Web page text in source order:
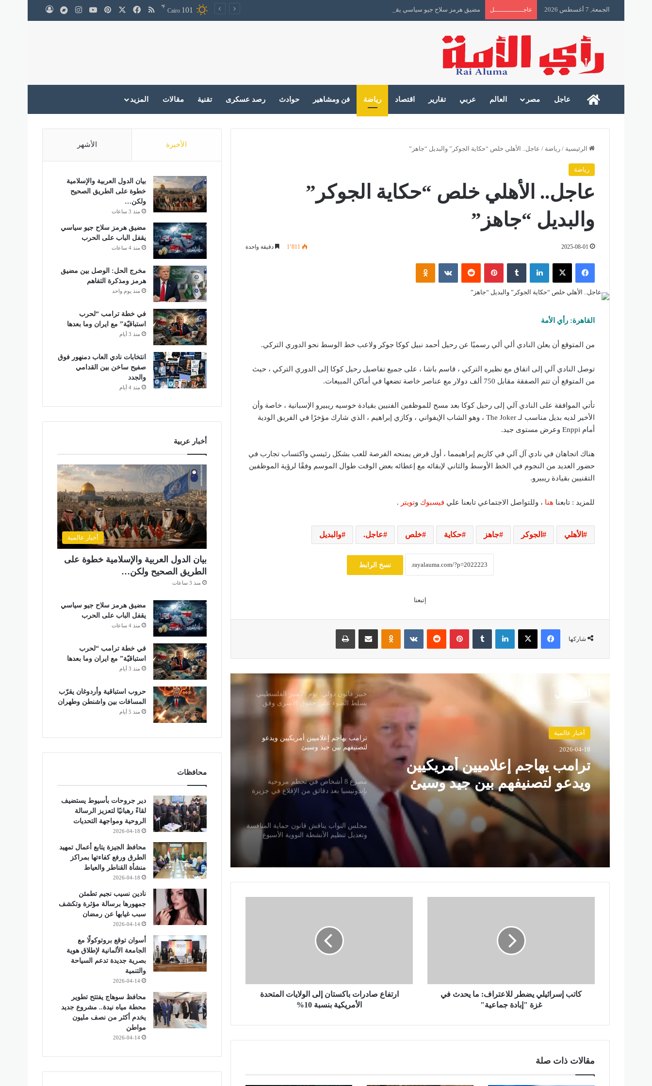
الجمعة, 7 أغسطس 2026 عاجـــــــــــــــل مضيق هرمز سلاح جيو سياسي يقفل الباب على الحرب Cairo 101
℉ ملخص الموقع RSS
فيسبوك بينتيريست‫YouTubeانستقرامmedium
رأى الأمة
عاجل مصر العالم عربي تقارير اقتصاد رياضة فن ومشاهير حوادث رصد عسكرى تقنية مقالات المزيد
الرئيسية / رياضة / عاجل.. الأهلي خلص “حكاية الجوكر” والبديل “جاهز”
رياضة
عاجل.. الأهلي خلص “حكاية الجوكر”
والبديل “جاهز”
2025-08-01 1٬811 دقيقة واحدة
فيسبوك ‫X لينكدإن بينتيريست
القاهرة: رأي الأمة
من المتوقع أن يعلن النادي ألي ألي رسميًا عن رحيل أحمد نبيل كوكا جوكر ولاعب خط الوسط نحو الدوري التركي.
توصل النادي آلي إلى اتفاق مع نظيره التركي ، قاسم باشا ، على جميع تفاصيل رحيل كوكا إلى الدوري التركي ، حيث
من المتوقع أن تتم الصفقة مقابل 750 ألف دولار مع عناصر خاصة تضعها في أماكن المبيعات.
تأتي الموافقة على النادي آلي إلى رحيل كوكا بعد مسح للموظفين الفنيين بقيادة خوسيه ريبيرو الإسبانية ، خاصة وأن
الأخير لديه بديل مناسب لـ The Joker ، وهو الشاب الإيفواني ، وكازي إبراهيم ، الذي شارك مؤخرًا في الفريق الودية
أمام Enppi وعرض مستوى جيد.
هناك اتجاهان في نادي آل آلي في كازيم إبراهيمما ، أول قرض يمنحه الفرصة للعب بشكل رئيسي واكتساب تجارب في
حضور العديد من النجوم في الخط الأوسط والثاني لإبقائه مع إعطائه بعض الوقت طوال الموسم وفقًا لرؤية الموظفين
التقنيين بقيادة ريبيرو.
للمزيد : تابعنا هنا ، وللتواصل الاجتماعي تابعنا علي فيسبوك وتويتر .
الأهلي الجوكر جاهز حكاية خلص عاجل. والبديل
نسخ الرابط
إتبعنا
شاركها
فيسبوك ‫X لينكدإن بينتيريست
أقرأ التالي
أخبار عالمية
2026-04-18
ترامب يهاجم إعلاميين أمريكيين
ويدعو لتصنيفهم بين جيد وسيئ
لتصنيفهم بين جيد وسيئ
سلوت: إصابة إيكيتيكي وعودة إيزاك تعيدان
ترتيب أوراق ليفربول قبل ديربي إيفرتون
خبير قانون دولي: يوم الأسير الفلسطيني
يسلط الضوء على حقوق الأسرى وفق
اتفاقيات جنيف
ترامب يهاجم إعلاميين أمريكيين ويدعو
لتصنيفهم بين جيد وسيئ
مصرع 8 أشخاص في تحطم مروحية
بإندونيسيا بعد دقائق من الإقلاع في جزيرة
بورنيو
مجلس النواب يناقش قانون حماية المنافسة
وتعديل تنظيم الأنشطة النووية الأسبوع
سلوت: إصابة إيكيتيكي وعودة إيزاك تعيدان
اتفاقيات جنيف
مصرع 8 أشخاص في تحطم مروحية
بإندونيسيا بعد دقائق من الإقلاع في جزيرة
ئ
ي
ل
ل
كاتب إسرائيلي يضطر للاعتراف: ما يحدث في
غزة "إبادة جماعية"
د
ب
ا
ارتفاع صادرات باكستان إلى الولايات المتحدة
الأمريكية بنسبة 10%
مقالات ذات صلة
الأخيرة الأشهر
بيان الدول العربية والإسلامية
خطوة على الطريق الصحيح
ولكن…
منذ 3 ساعات
مضيق هرمز سلاح جيو سياسي
يقفل الباب على الحرب
منذ 4 ساعات
مخرج الحل: الوصل بين مضيق
هرمز ومذكرة التفاهم
منذ يوم واحد
في خطة ترامب “لحرب
استباقيّة” مع ايران وما بعدها
منذ 3 أيام
انتخابات نادي العاب دمنهور فوق
صفيح ساخن بين القدامي
والجدد
منذ 4 أيام
أخبار عربية
أخبار عالمية
بيان الدول العربية والإسلامية خطوة على
الطريق الصحيح ولكن…
منذ 3 ساعات
مضيق هرمز سلاح جيو سياسي
يقفل الباب على الحرب
منذ 4 ساعات
في خطة ترامب “لحرب
استباقيّة” مع ايران وما بعدها
منذ 3 أيام
حروب استباقية وأردوغان يقرّب
المسافات بين واشنطن وطهران
منذ 5 أيام
محافظات
دير جروحات بأسيوط يستضيف
لقاءً رهبانيًا لتعزيز الرسالة
الروحية ومواجهة التحديات
2026-04-18
محافظ الجيزة يتابع أعمال تمهيد
الطرق ورفع كفاءتها بمراكز
منشأة القناطر والعياط
2026-04-18
نادين نسيب نجيم تطمئن
جمهورها برسالة مؤثرة وتكشف
سبب غيابها عن رمضان
2026-04-14
أسوان توقع بروتوكولًا مع
الجامعة الألمانية لإطلاق هوية
بصرية جديدة تدعم السياحة
والتنمية
2026-04-14
محافظ سوهاج يفتتح تطوير
محطة مياه نيدة.. مشروع جديد
يخدم أكثر من نصف مليون
مواطن
2026-04-14